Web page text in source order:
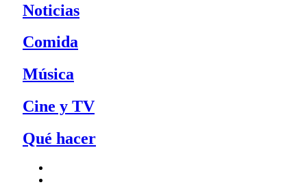
Noticias
Comida
Música
Cine y TV
Qué hacer